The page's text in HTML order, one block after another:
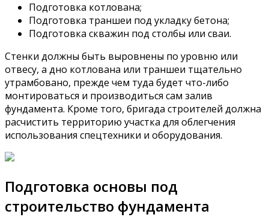
Подготовка котлована;
Подготовка траншеи под укладку бетона;
Подготовка скважин под столбы или сваи.
Стенки должны быть выровнены по уровню или
отвесу, а дно котлована или траншеи тщательно
утрамбовано, прежде чем туда будет что-либо
монтироваться и производиться сам залив
фундамента. Кроме того, бригада строителей должна
расчистить территорию участка для облегчения
использования спецтехники и оборудования.
Подготовка основы под
строительство фундамента